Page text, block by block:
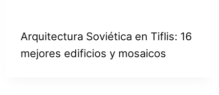
Arquitectura Soviética en Tiflis: 16
mejores edificios y mosaicos